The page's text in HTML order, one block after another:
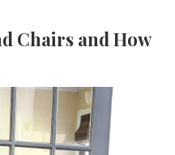
Chairs and How